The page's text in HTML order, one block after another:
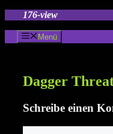
springen
176-view
Menü
Dagger
Schreibe einen